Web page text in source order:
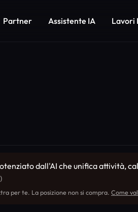
Partner Assistente IA Lavori
dall'AI che unifica attività,
per te. La posizione non si compra. Come